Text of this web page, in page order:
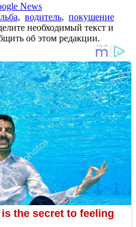
News
, водитель, покушение
необходимый текст и
об этом редакции.